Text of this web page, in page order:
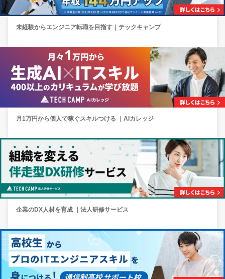
未経験からエンジニア転職を目指す｜テックキャンプ
月1万円から個人で稼ぐスキルつける ｜AIカレッジ
企業のDX人材を育成 ｜法人研修サービス